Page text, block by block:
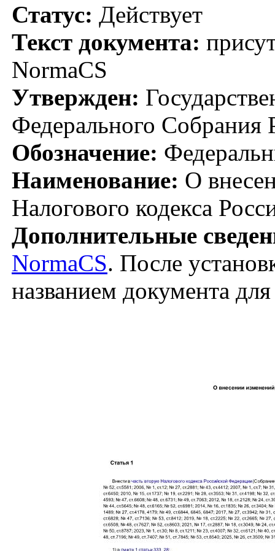
Статус: Действует
Текст документа:
NormaCS
Утвержден:
Федерального Собрания
Обозначение:
Наименование: О
Налогового кодекса
Дополнительные
NormaCS. После
названием документа